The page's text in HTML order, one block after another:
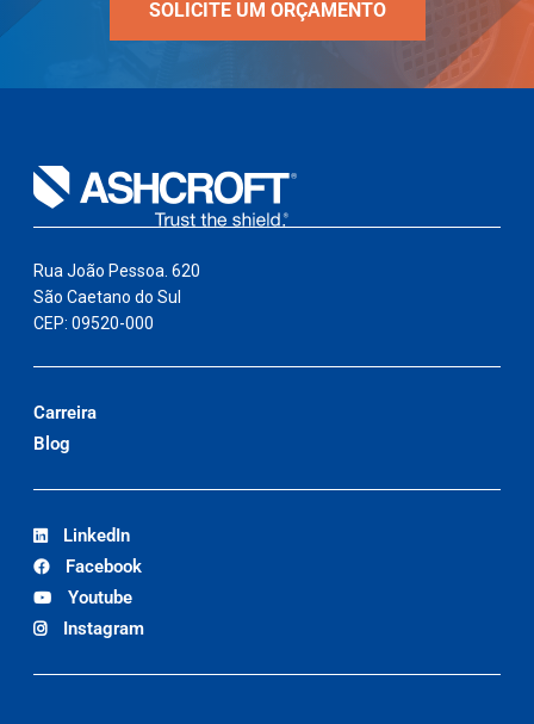
SOLICITE UM ORÇAMENTO
Rua João Pessoa. 620
São Caetano do Sul
CEP: 09520-000
Carreira
Blog
LinkedIn
Facebook
Youtube
Instagram